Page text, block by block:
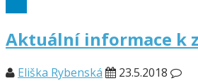
Aktuální informace k
Eliška Rybenská 23.5.2018